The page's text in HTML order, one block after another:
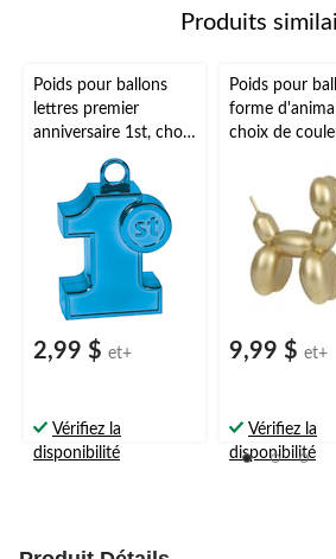
Produits
Poids pour ballons
lettres premier
anniversaire 1st, choix
de couleurs, 4 po,
pour fête
d'anniversaire
2,99 $ et+
Vérifiez la
disponibilité
Poids pour
forme
choix de
d'anniversaire
9,99 $ et+
Vérifiez la
disponibilité